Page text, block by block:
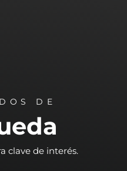
DE
clave de interés.